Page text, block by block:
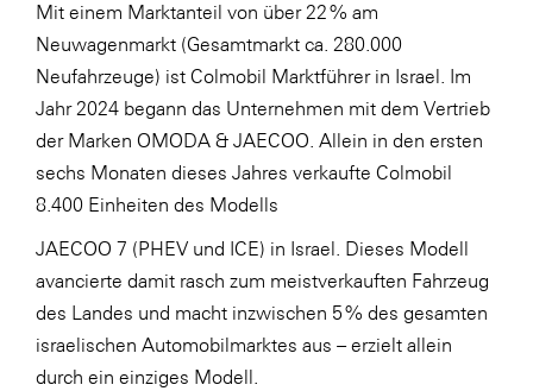
Wirtschaftskammer Salzburg
WKS Fachgruppe Fahrzeughandel und
Fahrzeugtechnik
WKS Fachgruppe Finanzdienstleister
WK UBIT
Zühlke
Media
Mit einem Marktanteil von über 22 % am
Neuwagenmarkt (Gesamtmarkt ca. 280.000
Neufahrzeuge) ist Colmobil Marktführer in Israel. Im
Jahr 2024 begann das Unternehmen mit dem Vertrieb
der Marken OMODA & JAECOO. Allein in den ersten
sechs Monaten dieses Jahres verkaufte Colmobil
8.400 Einheiten des Modells
JAECOO 7 (PHEV und ICE) in Israel. Dieses Modell
avancierte damit rasch zum meistverkauften Fahrzeug
des Landes und macht inzwischen 5 % des gesamten
israelischen Automobilmarktes aus – erzielt allein
durch ein einziges Modell.